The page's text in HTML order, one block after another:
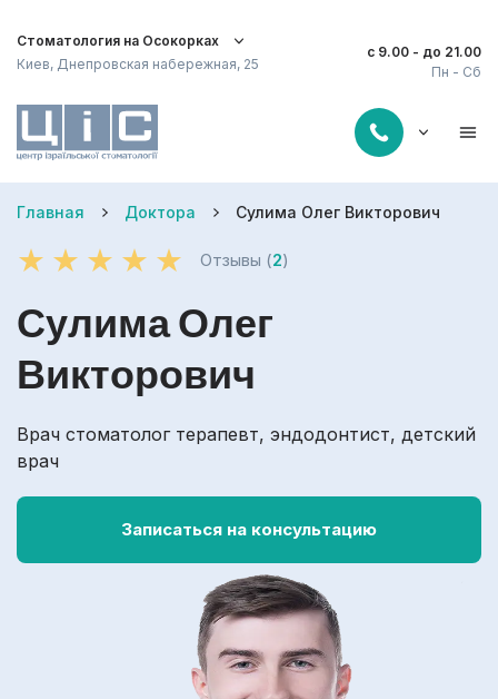
Стоматология на Осокорках
Киев, Днепровская набережная, 25
Пн - Сб
с 9.00 - до 21.00
Главная Доктора Сулима Олег Викторович
Отзывы (2)
Сулима Олег
Викторович
Врач стоматолог терапевт, эндодонтист, детский
врач
Записаться на консультацию